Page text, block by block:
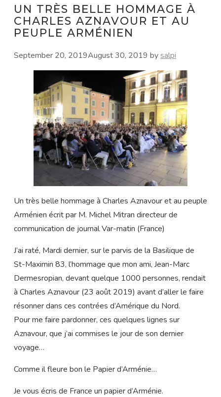
UN TRÈS BELLE HOMMAGE À
CHARLES AZNAVOUR ET AU
PEUPLE ARMÉNIEN
September 20, 2019August 30, 2019 bysalpi
Un très belle hommage à Charles Aznavour et au peuple
Arménien écrit par M. Michel Mitran directeur de
communication de journal Var-matin (France)
J’ai raté, Mardi dernier, sur le parvis de la Basilique de
St-Maximin 83, l’hommage que mon ami, Jean-Marc
Dermesropian, devant quelque 1000 personnes, rendait
à Charles Aznavour (23 août 2019) avant d’aller le faire
résonner dans ces contrées d’Amérique du Nord.
Pour me faire pardonner, ces quelques lignes sur
Aznavour, que j’ai commises le jour de son dernier
voyage…
Comme il fleure bon le Papier d’Arménie…
Je vous écris de France un papier d’Arménie.